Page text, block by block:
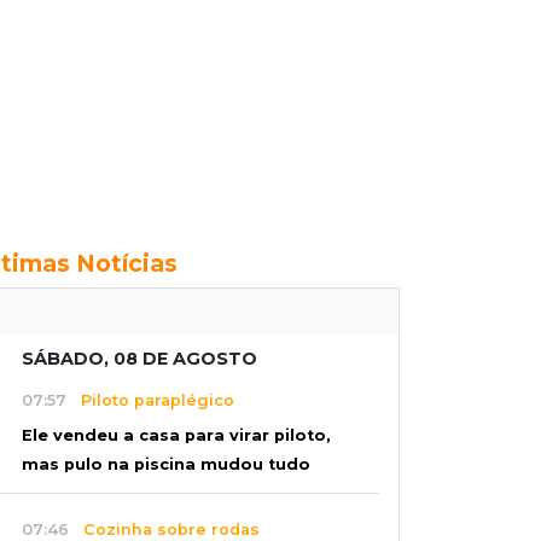
Notícias
SÁBADO, 08 DE AGOSTO
07:57 Piloto paraplégico
Ele vendeu a casa para virar piloto,
mas pulo na piscina mudou tudo
07:46 Cozinha sobre rodas